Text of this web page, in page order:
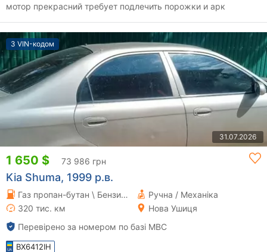
мотор прекрасний требует подлечить порожки и арк
З VIN-кодом
31.07.2026
1 650 $ 73 986 грн
Kia Shuma, 1999 р.в.
Газ пропан-бутан \ Бензин 1.5 л.
Ручна / Механіка
320 тис. км
Нова Ушиця
Перевірено за номером по базі МВС
BX6412IH